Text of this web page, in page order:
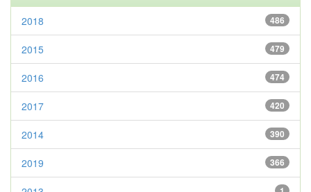
486
2018
479
2015
474
2016
420
2017
390
2014
366
2019